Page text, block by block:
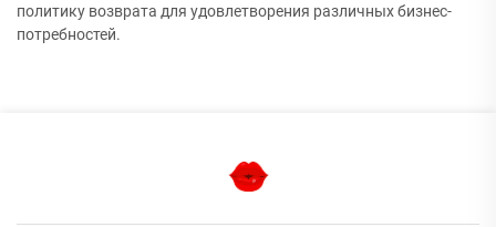
политику возврата для удовлетворения различных бизнес-
потребностей.